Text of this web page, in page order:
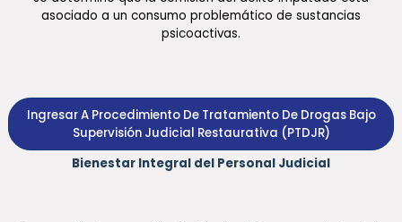
asociado a un consumo problemático de sustancias
psicoactivas.
Ingresar A Procedimiento De Tratamiento De Drogas Bajo
Supervisión Judicial Restaurativa (PTDJR)
Bienestar Integral del Personal Judicial